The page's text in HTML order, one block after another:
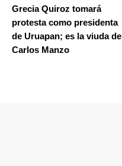
Grecia Quiroz tomará
protesta como presidenta
de Uruapan; es la viuda de
Carlos Manzo